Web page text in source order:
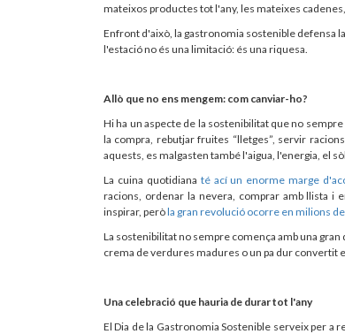
mateixos productes tot l'any, les mateixes
Enfront d'això, la gastronomia sostenible defensa
l'estació no és una limitació: és una riquesa.
Allò que no ens mengem: com canviar-ho?
Hi ha un aspecte de la sostenibilitat que no
la compra, rebutjar fruites “lletges”, servir
aquests, es malgasten també l'aigua, l'energia, el
La cuina quotidiana té ací un enorme marge
racions, ordenar la nevera, comprar amb llista i
inspirar, peròla gran revolució ocorre en milions
La sostenibilitat no sempre comença amb una
crema de verdures madures o un pa dur convertit
Una celebració que hauria de durar tot l'any
El Dia de la Gastronomia Sostenible serveix per